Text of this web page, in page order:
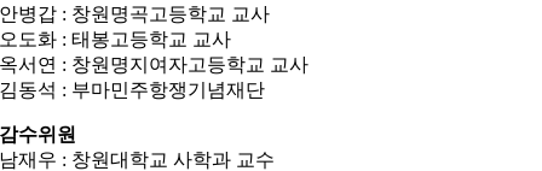
안병갑 : 창원명곡고등학교 교사
오도화 : 태봉고등학교 교사
옥서연 : 창원명지여자고등학교 교사
김동석 : 부마민주항쟁기념재단
감수위원
남재우 : 창원대학교 사학과 교수